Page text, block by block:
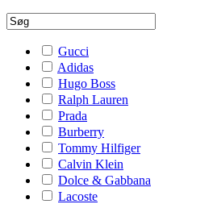
Gucci
Adidas
Hugo Boss
Ralph Lauren
Prada
Burberry
Tommy Hilfiger
Calvin Klein
Dolce & Gabbana
Lacoste